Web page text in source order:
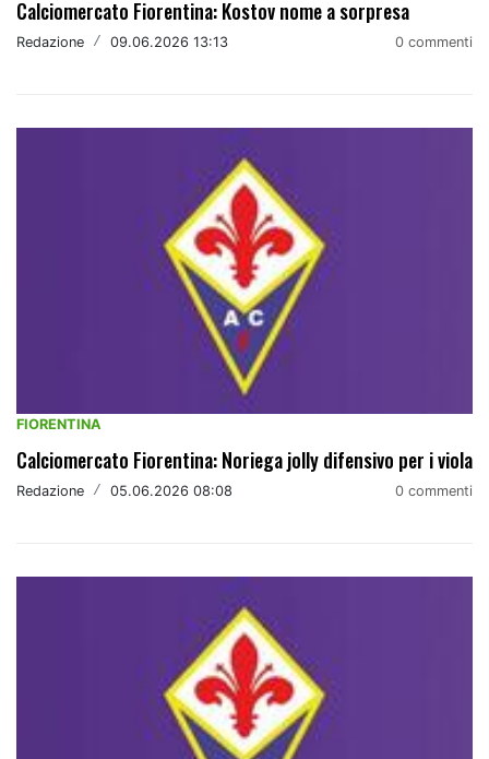
Calciomercato Fiorentina: Kostov nome a sorpresa
Redazione / 09.06.2026 13:13 0 commenti
FIORENTINA
Calciomercato Fiorentina: Noriega jolly difensivo per i viola
Redazione / 05.06.2026 08:08 0 commenti